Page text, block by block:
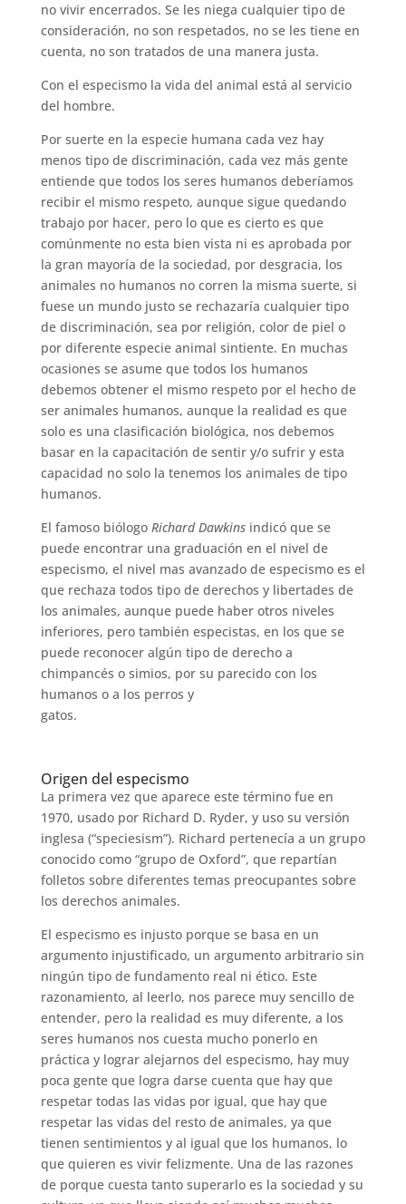
no vivir encerrados. Se les niega cualquier tipo de
consideración, no son respetados, no se les tiene en
cuenta, no son tratados de una manera justa.
Con el especismo la vida del animal está al servicio
del hombre.
Por suerte en la especie humana cada vez hay
menos tipo de discriminación, cada vez más gente
entiende que todos los seres humanos deberíamos
recibir el mismo respeto, aunque sigue quedando
trabajo por hacer, pero lo que es cierto es que
comúnmente no esta bien vista ni es aprobada por
la gran mayoría de la sociedad, por desgracia, los
animales no humanos no corren la misma suerte, si
fuese un mundo justo se rechazaría cualquier tipo
de discriminación, sea por religión, color de piel o
por diferente especie animal sintiente. En muchas
ocasiones se asume que todos los humanos
debemos obtener el mismo respeto por el hecho de
ser animales humanos, aunque la realidad es que
solo es una clasificación biológica, nos debemos
basar en la capacitación de sentir y/o sufrir y esta
capacidad no solo la tenemos los animales de tipo
humanos.
El famoso biólogo Richard Dawkinsindicó que se
puede encontrar una graduación en el nivel de
especismo, el nivel mas avanzado de especismo es el
que rechaza todos tipo de derechos y libertades de
los animales, aunque puede haber otros niveles
inferiores, pero también especistas, en los que se
puede reconocer algún tipo de derecho a
chimpancés o simios, por su parecido con los
humanos o a los perros y
gatos.
Origen del especismo
La primera vez que aparece este término fue en
1970, usado por Richard D. Ryder, y uso su versión
inglesa (“speciesism”). Richard pertenecía a un grupo
conocido como “grupo de Oxford”, que repartían
folletos sobre diferentes temas preocupantes sobre
los derechos animales.
El especismo es injusto porque se basa en un
argumento injustificado, un argumento arbitrario sin
ningún tipo de fundamento real ni ético. Este
razonamiento, al leerlo, nos parece muy sencillo de
entender, pero la realidad es muy diferente, a los
seres humanos nos cuesta mucho ponerlo en
práctica y lograr alejarnos del especismo, hay muy
poca gente que logra darse cuenta que hay que
respetar todas las vidas por igual, que hay que
respetar las vidas del resto de animales, ya que
tienen sentimientos y al igual que los humanos, lo
que quieren es vivir felizmente. Una de las razones
de porque cuesta tanto superarlo es la sociedad y su